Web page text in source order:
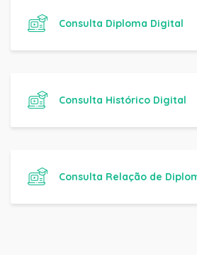
Consulta Diploma Digital
Consulta Histórico Digital
Consulta Relação de